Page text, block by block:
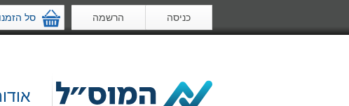
כניסה הרשמה סל